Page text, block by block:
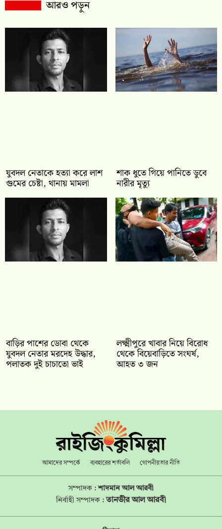
আরও পড়ুন
যুবদল নেতাকে হত্যা করে লাশ
গুমের চেষ্টা, থানায় মামলা
শাক ধুতে গিয়ে পানিতে ডুবে
নারীর মৃত্যু
বাড়ির পাশের ডোবা থেকে
যুবদল নেতার মরদেহ উদ্ধার,
পলাতক দুই চাচাতো ভাই
লক্ষ্মীপুরে খাবার নিয়ে বিরোধ
থেকে বিয়েবাড়িতে সংঘর্ষ,
আহত ৩ জন
আমাদের সম্পর্কে ব্যবহারের শর্তাবলি গোপনীয়তার নীতি
সম্পাদক :শাদমান আল আরবী
নির্বাহী সম্পাদক : তানভীর আল আরবী